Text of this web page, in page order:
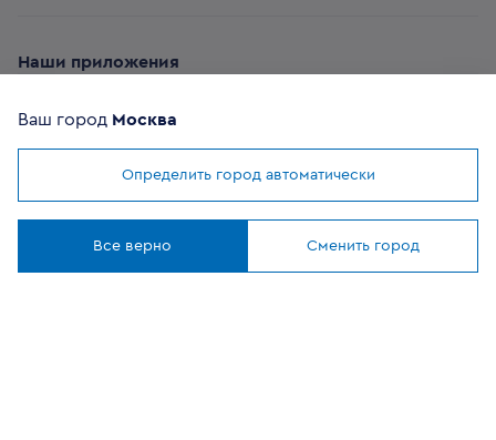
Мы используем cookies
Наши приложения
Ваш город Москва
Определить город автоматически
Все верно Сменить город